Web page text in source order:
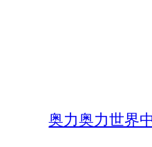
奥力奥力世界